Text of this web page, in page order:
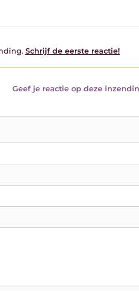
Schrijf de eerste reactie!
Geef je reactie op deze